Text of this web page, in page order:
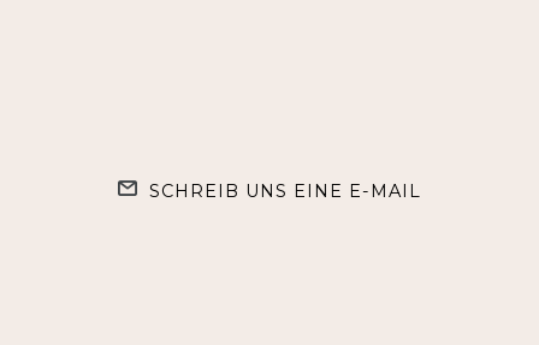
SCHREIB UNS EINE E-MAIL